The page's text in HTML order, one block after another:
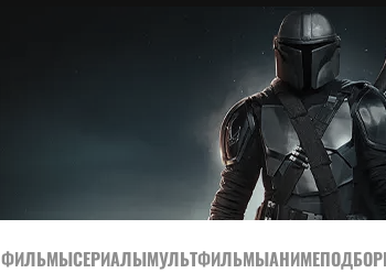
ФИЛЬМЫСЕРИАЛЫМУЛЬТФИЛЬМЫАНИМЕ